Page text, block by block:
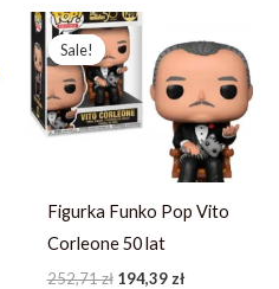
Sale!
Sale!
Figurka Funko Pop Vito
Corleone 50 lat
252,71zł
Pierwotna
cena
wynosiła:
252,71 zł.
194,39 zł
cena
wynosi:
194,39 zł.